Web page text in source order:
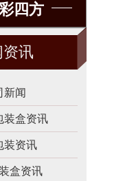
四方
资讯
新闻
装盒资讯
装资讯
盒资讯